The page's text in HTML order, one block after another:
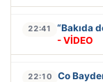
22:41
“Bakıda
- VİDEO
22:10 Co